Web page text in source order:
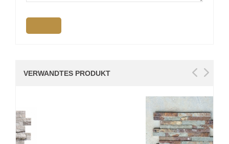
VERWANDTES PRODUKT